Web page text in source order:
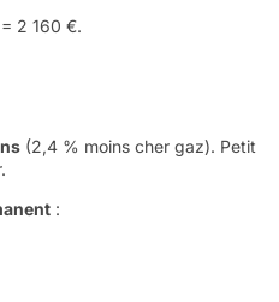
2 160 €.
(2,4 % moins cher gaz). Petit
: